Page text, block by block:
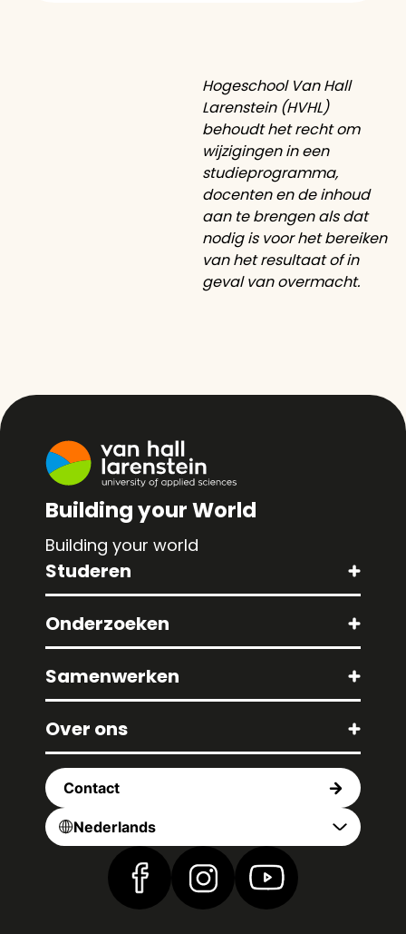
Hogeschool Van Hall
Larenstein (HVHL)
behoudt het recht om
wijzigingen in een
studieprogramma,
docenten en de inhoud
aan te brengen als dat
nodig is voor het bereiken
van het resultaat of in
geval van overmacht.
Building your World
Building your world
Studeren
Onderzoeken
Samenwerken
Over ons
Contact
Nederlands
Vind ons op Facebook
Vind ons op Instagram
Vind ons op